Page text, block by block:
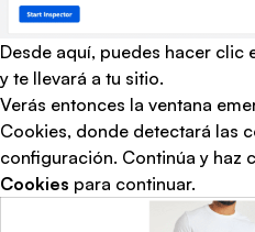
Desde aquí, puedes hacer clic
y te llevará a tu sitio.
Verás entonces la ventana
Cookies, donde detectará las
configuración. Continúa y haz
Cookies para continuar.